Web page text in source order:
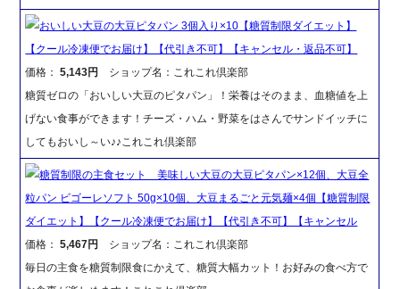
おいしい大豆の大豆ピタパン 3個入り×10【糖質制限ダイエット】
【クール冷凍便でお届け】【代引き不可】【キャンセル・返品不可】
価格：5,143円
ショップ名：これこれ倶楽部
糖質ゼロの「おいしい大豆のピタパン」！栄養はそのまま、血糖値を上
げない食事ができます！チーズ・ハム・野菜をはさんでサンドイッチに
してもおいし～い♪♪これこれ倶楽部
糖質制限の主食セット 美味しい大豆の大豆ピタパン×12個、大豆全
粒パン ビゴーレソフト 50g×10個、大豆まるごと元気麺×4個【糖質制限
ダイエット】【クール冷凍便でお届け】【代引き不可】【キャンセル
価格：5,467円
ショップ名：これこれ倶楽部
毎日の主食を糖質制限食にかえて、糖質大幅カット！お好みの食べ方で